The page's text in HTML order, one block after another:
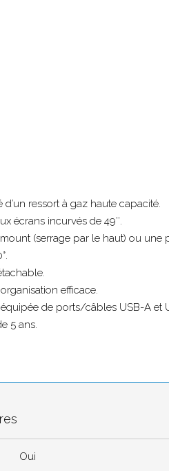
simple Swing
ressort à gaz haute capacité.
écrans incurvés de 49″.
mount (serrage par le haut) ou
efficace.
de ports/câbles USB-A et
5 ans.
Oui